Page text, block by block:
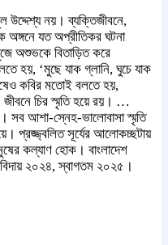
উদ্দেশ্য নয়। ব্যক্তিজীবনে,
অঙ্গনে যত অপ্রীতিকর ঘটনা
অশুভকে বিতাড়িত করে
হয়, ‘মুছে যাক গ্লানি, ঘুচে যাক
কবির মতোই বলতে হয়,
চির স্মৃতি হয়ে রয়। …
সব আশা-স্নেহ-ভালোবাসা স্মৃতি
প্রজ্জ্বলিত সূর্যের আলোকচ্ছটায়
কল্যাণ হোক। বাংলাদেশ
২০২৪, স্বাগতম ২০২৫।